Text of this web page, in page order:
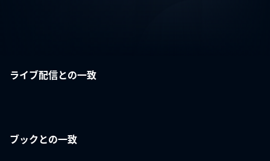
ライブ配信との一致
ブックとの一致